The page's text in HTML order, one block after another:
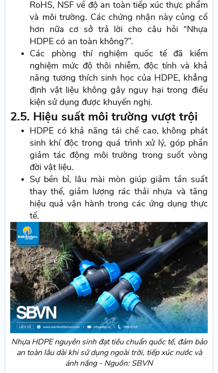
RoHS, NSF về độ an toàn tiếp xúc thực phẩm
và môi trường. Các chứng nhận này củng cố
hơn nữa cơ sở trả lời cho câu hỏi “Nhựa
HDPE có an toàn không?”.
Các phòng thí nghiệm quốc tế đã kiểm
nghiệm mức độ thôi nhiễm, độc tính và khả
năng tương thích sinh học của HDPE, khẳng
định vật liệu không gây nguy hại trong điều
kiện sử dụng được khuyến nghị.
2.5. Hiệu suất môi trường vượt trội
HDPE có khả năng tái chế cao, không phát
sinh khí độc trong quá trình xử lý, góp phần
giảm tác động môi trường trong suốt vòng
đời vật liệu.
Sự bền bỉ, lâu mài mòn giúp giảm tần suất
thay thế, giảm lượng rác thải nhựa và tăng
hiệu quả vận hành trong các ứng dụng thực
tế.
Nhựa HDPE nguyên sinh đạt tiêu chuẩn quốc tế, đảm bảo
an toàn lâu dài khi sử dụng ngoài trời, tiếp xúc nước và
ánh nắng - Nguồn: SBVN